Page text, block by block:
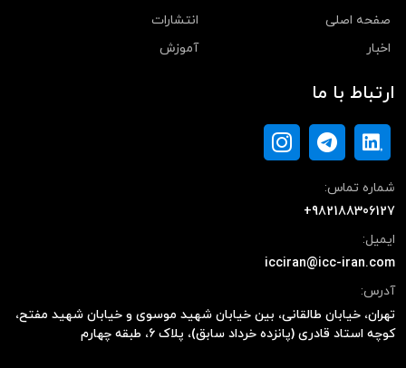
صفحه اصلی
انتشارات
اخبار
آموزش
ارتباط با ما
شماره تماس:
+982188306127
ایمیل:
icciran@icc-iran.com
آدرس:
تهران، خیابان طالقانی، بین خیابان شهید موسوی و خیابان شهید مفتح،
کوچه استاد قادری (پانزده خرداد سابق)، پلاک ۶، طبقه چهارم